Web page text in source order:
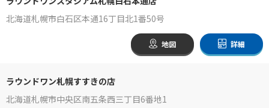
北海道札幌市白石区本通16丁目北1番50号
地図 詳細
ラウンドワン札幌すすきの店
北海道札幌市中央区南五条西三丁目6番地1